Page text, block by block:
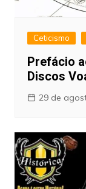
Ceticismo
Prefácio
Discos
29 de